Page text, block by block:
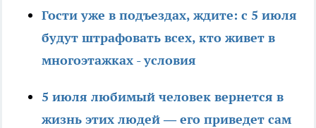
Гости уже в подъездах, ждите: с 5 июля
будут штрафовать всех, кто живет в
многоэтажках - условия
5 июля любимый человек вернется в
жизнь этих людей — его приведет сам